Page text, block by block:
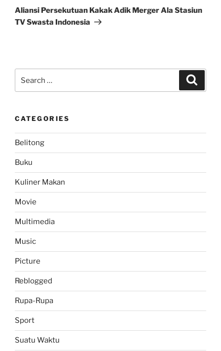
Post
Aliansi Persekutuan Kakak Adik Merger Ala Stasiun
TV Swasta Indonesia
for:
CATEGORIES
Belitong
Buku
Kuliner Makan
Movie
Multimedia
Music
Picture
Reblogged
Rupa-Rupa
Sport
Suatu Waktu